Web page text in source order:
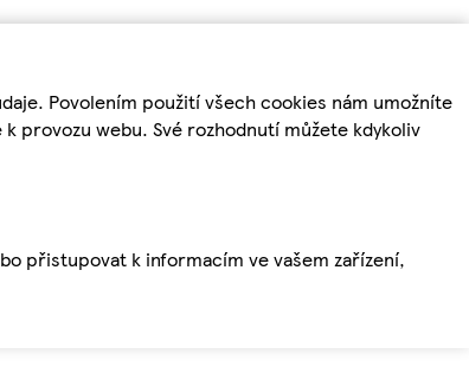
Povolením použití všech cookies nám umožníte
provozu webu. Své rozhodnutí můžete kdykoliv
přistupovat k informacím ve vašem zařízení,